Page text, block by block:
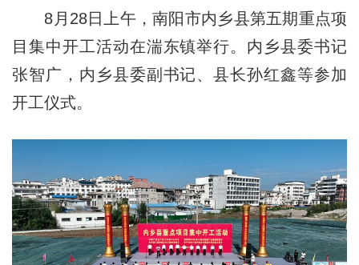
8月28日上午，南阳市内乡县第五期重点项
目集中开工活动在湍东镇举行。内乡县委书记
张智广，内乡县委副书记、县长孙红鑫等参加
开工仪式。